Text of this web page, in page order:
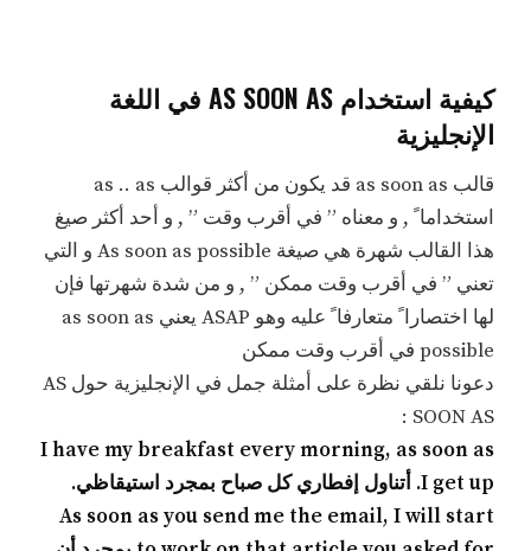
كيفية استخدام AS SOON AS في اللغة
الإنجليزية
قالب as soon as قد يكون من أكثر قوالب as .. as
استخداما ً , و معناه ” في أقرب وقت ” , و أحد أكثر صيغ
هذا القالب شهرة هي صيغة As soon as possible و التي
تعني ” في أقرب وقت ممكن ” , و من شدة شهرتها فإن
لها اختصارا ً متعارفا ً عليه وهو ASAP يعني as soon as
possible في أقرب وقت ممكن
دعونا نلقي نظرة على أمثلة جمل في الإنجليزية حول AS
SOON AS :
I have my breakfast every morning, as soon as
I get up. أتناول إفطاري كل صباح بمجرد استيقاظي.
As soon as you send me the email, I will start